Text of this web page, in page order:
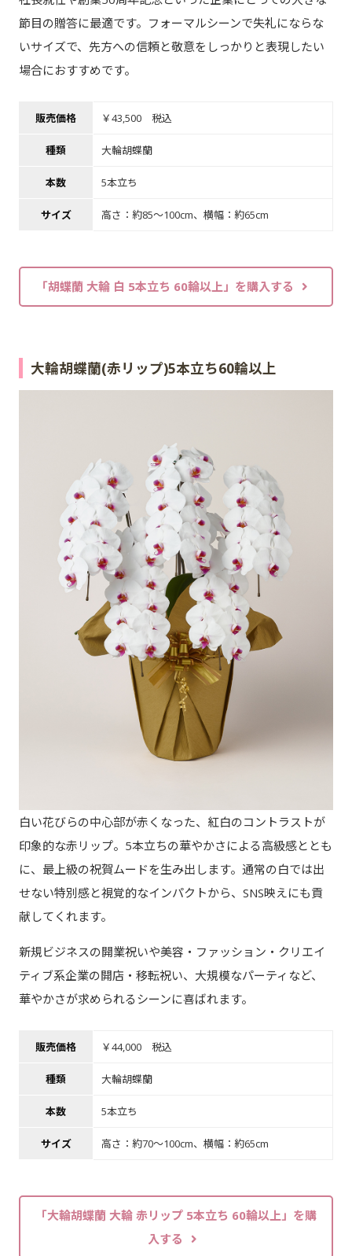
節目の贈答に最適です。フォーマルシーンで失礼にならな
いサイズで、先方への信頼と敬意をしっかりと表現したい
場合におすすめです。
販売価格 ￥43,500 税込
種類 大輪胡蝶蘭
本数 5本立ち
サイズ 高さ：約85～100cm、横幅：約65cm
「胡蝶蘭 大輪 白 5本立ち 60輪以上」を購入する
大輪胡蝶蘭(赤リップ)5本立ち60輪以上
白い花びらの中心部が赤くなった、紅白のコントラストが
印象的な赤リップ。5本立ちの華やかさによる高級感ととも
に、最上級の祝賀ムードを生み出します。通常の白では出
せない特別感と視覚的なインパクトから、SNS映えにも貢
献してくれます。
新規ビジネスの開業祝いや美容・ファッション・クリエイ
ティブ系企業の開店・移転祝い、大規模なパーティなど、
華やかさが求められるシーンに喜ばれます。
販売価格 ￥44,000 税込
種類 大輪胡蝶蘭
本数 5本立ち
サイズ 高さ：約70～100cm、横幅：約65cm
「大輪胡蝶蘭 大輪 赤リップ 5本立ち 60輪以上」を購
入する